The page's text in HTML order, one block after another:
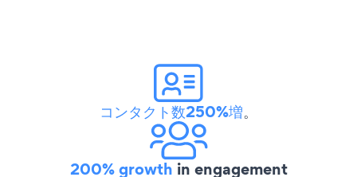
コンタクト数250%増。
200% growth in engagement